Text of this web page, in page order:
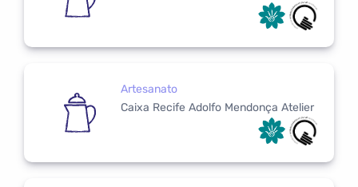
Artesanato
Caixa Recife Adolfo Mendonça Atelier